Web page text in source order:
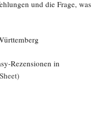
und die Frage, was
Rezensionen in